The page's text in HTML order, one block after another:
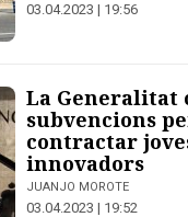
03.04.2023 | 19:56
La Generalitat
subvencions
contractar
innovadors
JUANJO MOROTE
03.04.2023 | 19:52